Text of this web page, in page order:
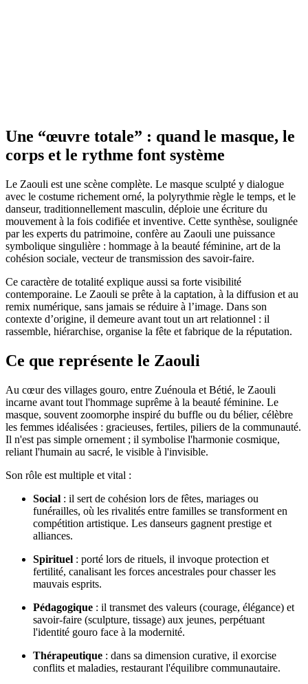
Une “œuvre totale” : quand le masque, le
corps et le rythme font système
Le Zaouli est une scène complète. Le masque sculpté y dialogue
avec le costume richement orné, la polyrythmie règle le temps, et le
danseur, traditionnellement masculin, déploie une écriture du
mouvement à la fois codifiée et inventive. Cette synthèse, soulignée
par les experts du patrimoine, confère au Zaouli une puissance
symbolique singulière : hommage à la beauté féminine, art de la
cohésion sociale, vecteur de transmission des savoir-faire.
Ce caractère de totalité explique aussi sa forte visibilité
contemporaine. Le Zaouli se prête à la captation, à la diffusion et au
remix numérique, sans jamais se réduire à l’image. Dans son
contexte d’origine, il demeure avant tout un art relationnel : il
rassemble, hiérarchise, organise la fête et fabrique de la réputation.
Ce que représente le Zaouli
Au cœur des villages gouro, entre Zuénoula et Bétié, le Zaouli
incarne avant tout l'hommage suprême à la beauté féminine. Le
masque, souvent zoomorphe inspiré du buffle ou du bélier, célèbre
les femmes idéalisées : gracieuses, fertiles, piliers de la communauté.
Il n'est pas simple ornement ; il symbolise l'harmonie cosmique,
reliant l'humain au sacré, le visible à l'invisible.
Son rôle est multiple et vital :
Social : il sert de cohésion lors de fêtes, mariages ou
funérailles, où les rivalités entre familles se transforment en
compétition artistique. Les danseurs gagnent prestige et
alliances.
Spirituel : porté lors de rituels, il invoque protection et
fertilité, canalisant les forces ancestrales pour chasser les
mauvais esprits.
Pédagogique : il transmet des valeurs (courage, élégance) et
savoir-faire (sculpture, tissage) aux jeunes, perpétuant
l'identité gouro face à la modernité.
Thérapeutique : dans sa dimension curative, il exorcise
conflits et maladies, restaurant l'équilibre communautaire.